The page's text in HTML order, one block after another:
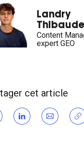
Landry
Content
expert GEO
cet article